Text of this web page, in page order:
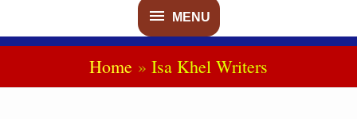
MENU
MENU
Home Isa Khel Writers